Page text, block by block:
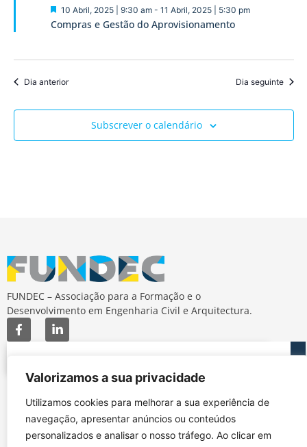
Valorizamos a sua privacidade
Utilizamos cookies para melhorar a sua experiência de
navegação, apresentar anúncios ou conteúdos
personalizados e analisar o nosso tráfego. Ao clicar em
Compras e Gestão do Aprovisionamento
Destaque
10 Abril, 2025 | 9:30 am- 11 Abril, 2025 | 5:30 pm
Dia anterior Dia seguinte
Subscrever o calendário
FUNDEC – Associação para a Formação e o
Desenvolvimento em Engenharia Civil e Arquitectura.
MAPA DO SITE
Subscrever Newsletter
Contactos
CONTACTOS
fundec@tecnico.ulisboa.pt
FUNDEC - IST - DECivil